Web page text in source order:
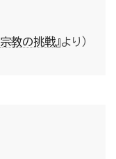
宗教の挑戦』より）